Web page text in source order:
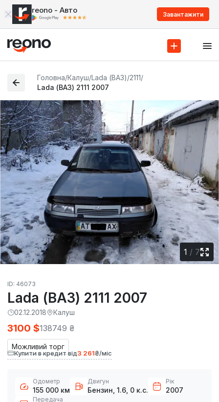
reono - Авто Завантажити
Головна/Калуш/Lada (ВАЗ)/2111/
Lada (ВАЗ) 2111 2007
1 / 7
ID: 46073
Lada (ВАЗ) 2111 2007
02.12.2018 Калуш
Можливий торг
3100 $138749 ₴
Купити в кредит від3 261₴/міс
Одометр
155 000 км
Двигун
Бензин, 1.6, 0 к.с.
Рік
2007
Передача